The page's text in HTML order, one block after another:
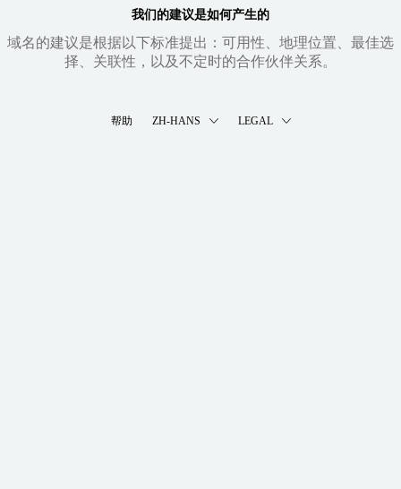
我们的建议是如何产生的
域名的建议是根据以下标准提出：可用性、地理位置、最佳选
择、关联性，以及不定时的合作伙伴关系。
帮助 ZH-HANS LEGAL